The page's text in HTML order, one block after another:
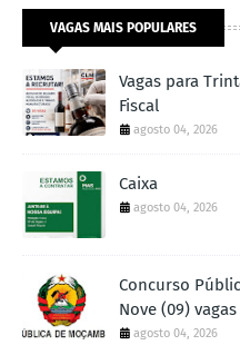
VAGAS MAIS POPULARES
Vagas para
Fiscal
agosto 04, 2026
Caixa
agosto 04, 2026
Concurso
Nove (09)
agosto 04, 2026